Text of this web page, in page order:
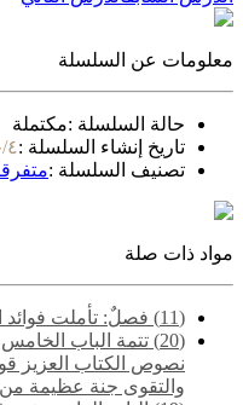
معلومات عن السلسلة
حالة السلسلة :مكتملة
تاريخ إنشاء السلسلة :٤/جمادى الآخرة/١٤٤٤
تصنيف السلسلة :
مواد ذات صلة
(11) فصلٌ: تأملت فوائد النكاح ومعانيه وموضوعه
(20) ‌‌تتمة الباب
نصوص الكتاب العزيز
والتقوى جنة عظيمة